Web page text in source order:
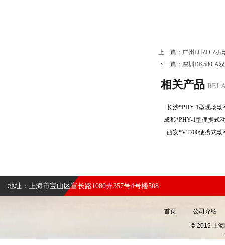
上一篇： 广州LHZD-Z振
下一篇： 深圳DK580-A
相关产品
长沙*PHY-1型现场
成都*PHY-1型便携
西安*VT700便携式
地址：上海市宝山区富长路1080弄357号4号楼508
首页 公司介绍
© 2019 上